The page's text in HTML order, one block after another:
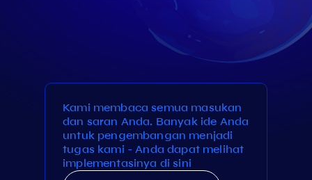
Kami membaca semua masukan
dan saran Anda. Banyak ide Anda
untuk pengembangan menjadi
tugas kami - Anda dapat melihat
implementasinya di sini